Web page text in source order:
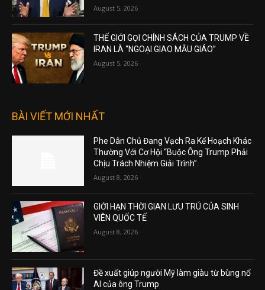
August 5, 2026
THẾ GIỚI GỌI CHÍNH SÁCH CỦA TRUMP VỀ
IRAN LÀ “NGOẠI GIAO MẪU GIÁO”
August 5, 2026
BÀI VIẾT MỚI NHẤT
Phe Dân Chủ Đang Vạch Ra Kế Hoạch Khác
Thường Với Cơ Hội “Buộc Ông Trump Phải
Chịu Trách Nhiệm Giải Trình”.
August 8, 2026
GIỚI HẠN THỜI GIAN LƯU TRÚ CỦA SINH
VIÊN QUỐC TẾ
August 8, 2026
Đề xuất giúp người Mỹ làm giàu từ bùng nổ
AI của ông Trump